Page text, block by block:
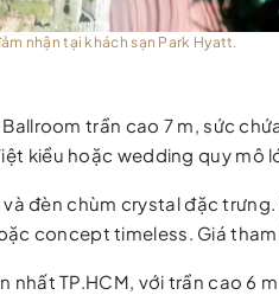
nhận tại khách sạn Park Hyatt.
trần cao 7 m, sức
kiều hoặc wedding quy mô
đèn chùm crystal đặc
concept timeless. Giá
TP.HCM, với trần cao 6